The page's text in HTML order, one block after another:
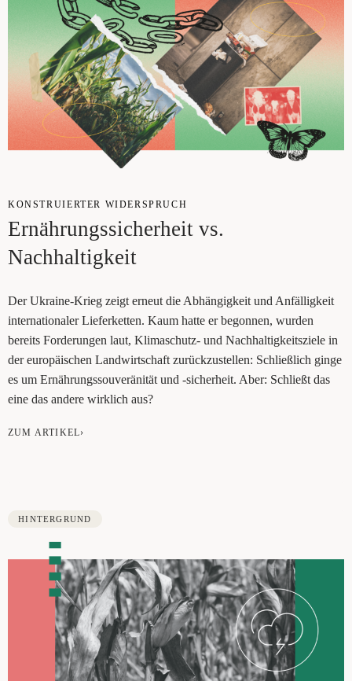
KON­STRU­IER­TER WIDER­SPRUCH
Ernäh­rungs­si­cher­heit vs.
Nachhaltigkeit
Der Ukrai­ne-Krieg zeigt erneut die Abhän­gig­keit und Anfäl­lig­keit
inter­na­tio­na­ler Lie­fer­ket­ten. Kaum hat­te er begon­nen, wur­den
bereits For­de­run­gen laut, Kli­ma­schutz- und Nach­hal­tig­keits­zie­le in
der euro­päi­schen Land­wirt­schaft zurück­zu­stel­len: Schließ­lich gin­ge
es um Ernäh­rungs­sou­ve­rä­ni­tät und ‑sicher­heit. Aber: Schließt das
eine das ande­re wirk­lich aus?
ZUM ARTIKEL›
HINTERGRUND